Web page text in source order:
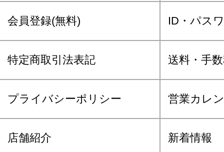
会員登録(無料) ID・パス
特定商取引法表記 送料・手
プライバシーポリシー 営業カレ
店舗紹介 新着情報